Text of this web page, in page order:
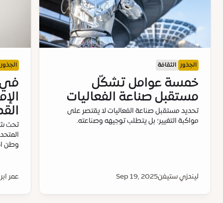
الجذور الثقافة
خمسة عوامل تشكّل
مستقبل صناعة الفعاليات
تحديد مستقبل صناعة الفعاليات لا يقتصر على
مواكبة التغيير؛ بل يتطلب توجيهه وصناعته.
ليندزي ستيفنSep 19, 2025
الجذور
في
تحت
وطن
عمر